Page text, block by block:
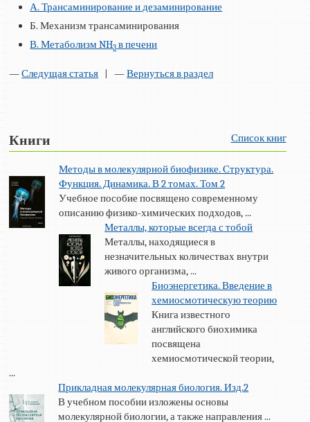
А. Трансаминирование и дезаминирование
Б. Механизм трансаминирования
В. Метаболизм NH3 в печени
—Следущая статья | —Вернуться в раздел
Книги Список книг
Методы в молекулярной биофизике. Структура.
Функция. Динамика. В 2 томах. Том 2
Учебное пособие посвящено современному
описанию физико-химических подходов, ...
Металлы, которые всегда с тобой
Металлы, находящиеся в
незначительных количествах внутри
живого организма, ...
Биоэнергетика. Введение в
хемиосмотическую теорию
Книга известного
английского биохимика
посвящена
хемиосмотической теории,
...
Прикладная молекулярная биология. Изд.2
В учебном пособии изложены основы
молекулярной биологии, а также направления ...